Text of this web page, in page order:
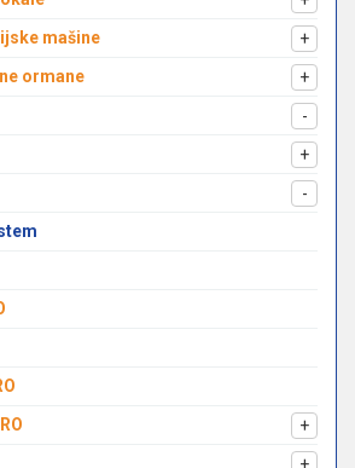
mašine
+
ormane
+
-
+
-
+